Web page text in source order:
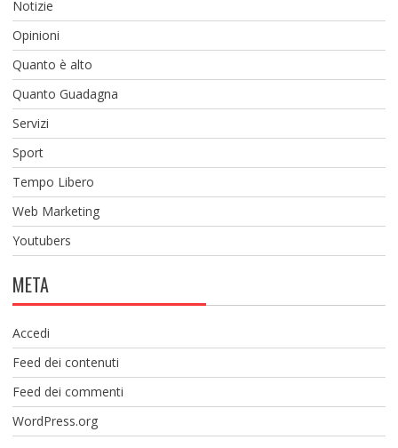
Notizie
Opinioni
Quanto è alto
Quanto Guadagna
Servizi
Sport
Tempo Libero
Web Marketing
Youtubers
META
Accedi
Feed dei contenuti
Feed dei commenti
WordPress.org